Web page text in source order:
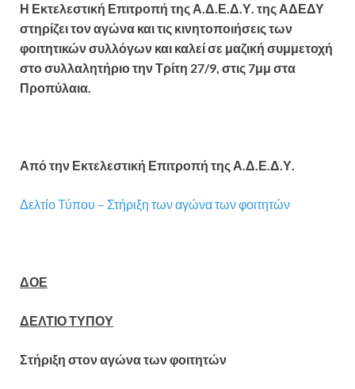
Η Εκτελεστική Επιτροπή της Α.Δ.Ε.Δ.Υ. της ΑΔΕΔΥ
στηρίζει τον αγώνα και τις κινητοποιήσεις των
φοιτητικών συλλόγων και καλεί σε μαζική συμμετοχή
στο συλλαλητήριο την Τρίτη 27/9, στις 7μμ στα
Προπύλαια.
Από την Εκτελεστική Επιτροπή της Α.Δ.Ε.Δ.Υ.
Δελτίο Τύπου – Στήριξη των αγώνα των φοιτητών
ΔΟΕ
ΔΕΛΤΙΟ ΤΥΠΟΥ
Στήριξη στον αγώνα των φοιτητών